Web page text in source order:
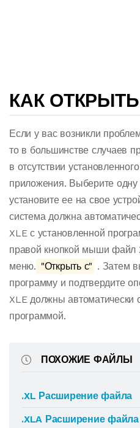
КАК
Если у вас возникли
то в большинстве случаев
в отсутствии
приложения. Выберите одну
установите ее на свое
система должна
XLE с установленной
правой кнопкой мыши файл
меню. "Открыть с" . Затем
программу и подтвердите
XLE должны автоматически
программой.
ПОХОЖИЕ ФАЙЛЫ
.XL Расширение файла
.XLA Расширение файла